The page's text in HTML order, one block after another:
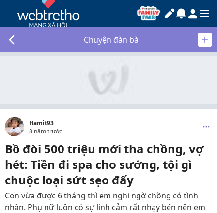
Chuyện đàn bà
Hamit93
8 năm trước
Bồ đòi 500 triệu mới tha chồng, vợ
hét: Tiền đi spa cho sướng, tội gì
chuộc loại sứt sẹo đấy
Con vừa được 6 tháng thì em nghi ngờ chồng có tình
nhân. Phụ nữ luôn có sự linh cảm rất nhạy bén nên em